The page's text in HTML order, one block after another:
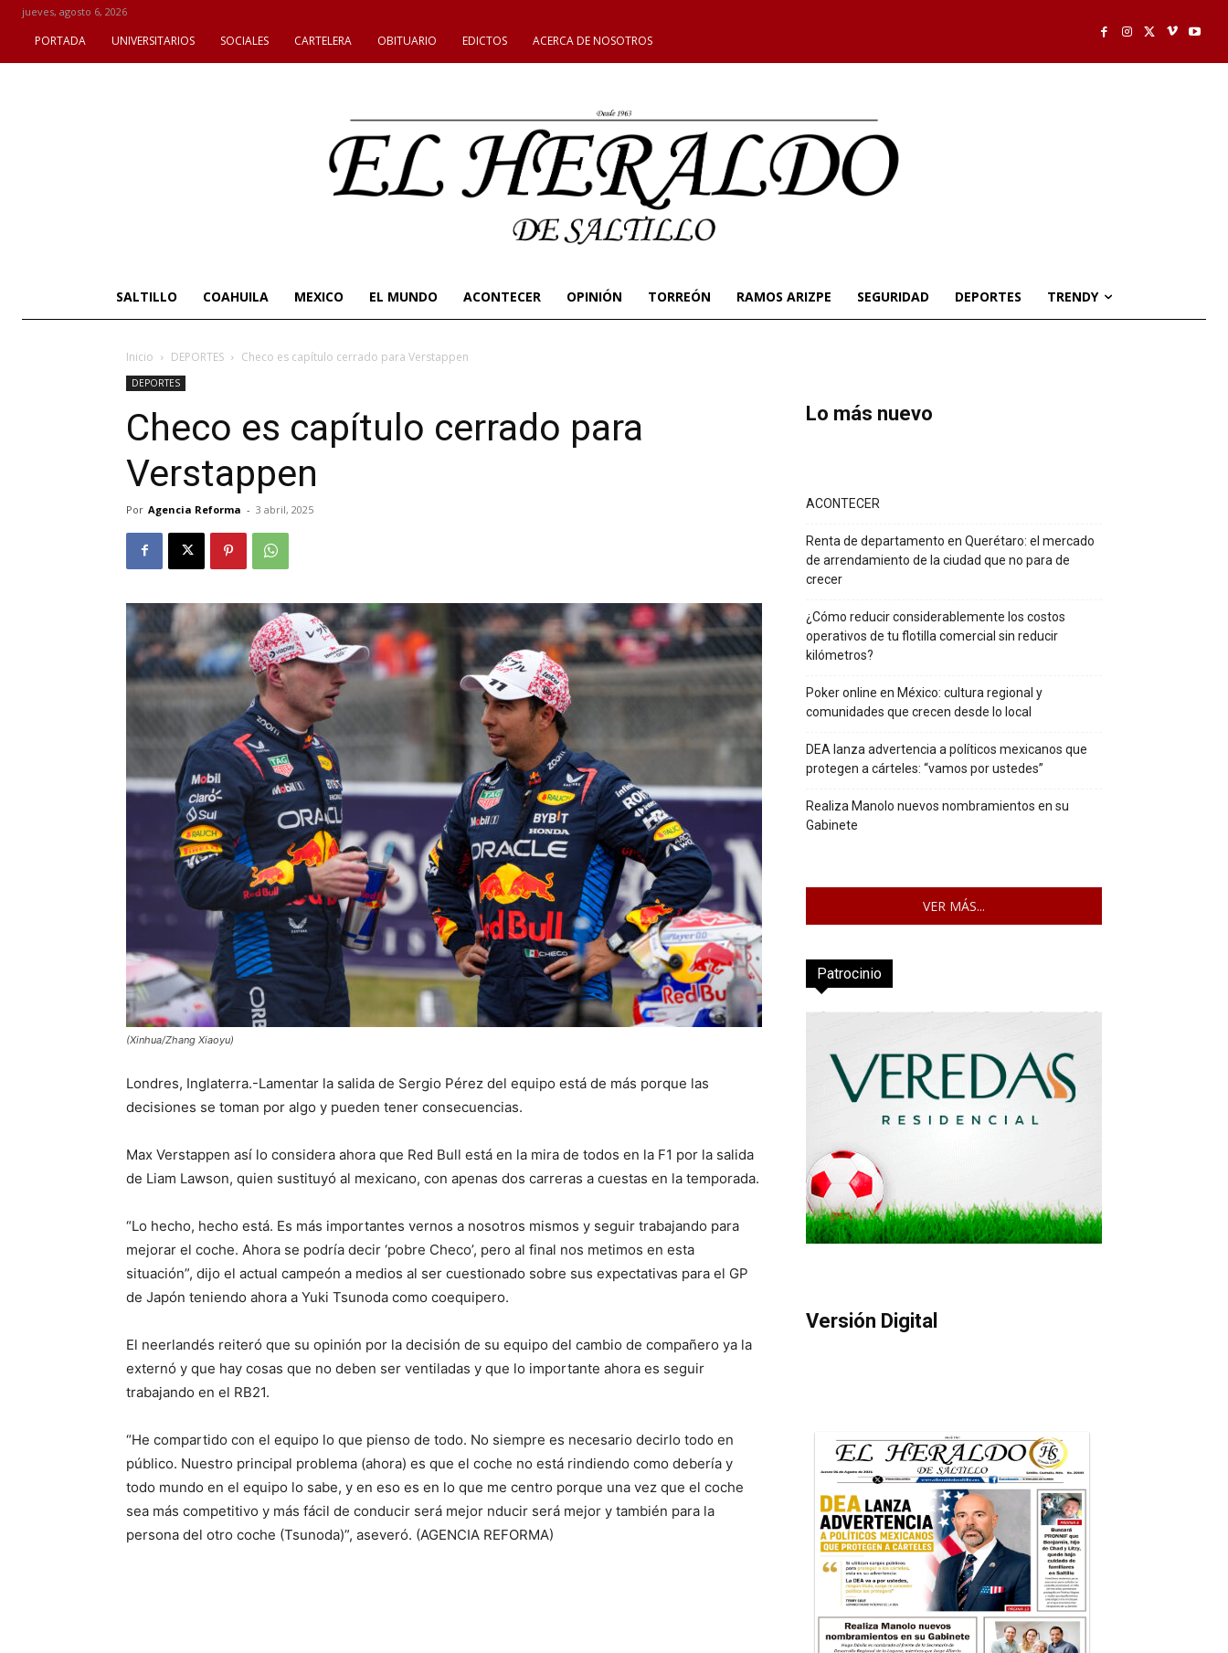
jueves, agosto 6, 2026
PORTADA UNIVERSITARIOS SOCIALES CARTELERA OBITUARIO EDICTOS ACERCA DE NOSOTROS
SALTILLO COAHUILA MEXICO EL MUNDO ACONTECER OPINIÓN TORREÓN RAMOS ARIZPE SEGURIDAD DEPORTES TRENDY
Inicio DEPORTES Checo es capítulo cerrado para Verstappen
DEPORTES
Checo es capítulo cerrado para
Verstappen
Por Agencia Reforma - 3 abril, 2025
(Xinhua/Zhang Xiaoyu)
Londres, Inglaterra.-Lamentar la salida de Sergio Pérez del equipo está de más porque las
decisiones se toman por algo y pueden tener consecuencias.
Max Verstappen así lo considera ahora que Red Bull está en la mira de todos en la F1 por la salida
de Liam Lawson, quien sustituyó al mexicano, con apenas dos carreras a cuestas en la temporada.
“Lo hecho, hecho está. Es más importantes vernos a nosotros mismos y seguir trabajando para
mejorar el coche. Ahora se podría decir ‘pobre Checo’, pero al final nos metimos en esta
situación”, dijo el actual campeón a medios al ser cuestionado sobre sus expectativas para el GP
de Japón teniendo ahora a Yuki Tsunoda como coequipero.
El neerlandés reiteró que su opinión por la decisión de su equipo del cambio de compañero ya la
externó y que hay cosas que no deben ser ventiladas y que lo importante ahora es seguir
trabajando en el RB21.
“He compartido con el equipo lo que pienso de todo. No siempre es necesario decirlo todo en
público. Nuestro principal problema (ahora) es que el coche no está rindiendo como debería y
todo mundo en el equipo lo sabe, y en eso es en lo que me centro porque una vez que el coche
sea más competitivo y más fácil de conducir será mejor nducir será mejor y también para la
persona del otro coche (Tsunoda)”, aseveró. (AGENCIA REFORMA)
Lo más nuevo
ACONTECER
Renta de departamento en Querétaro: el mercado
de arrendamiento de la ciudad que no para de
crecer
¿Cómo reducir considerablemente los costos
operativos de tu flotilla comercial sin reducir
kilómetros?
Poker online en México: cultura regional y
comunidades que crecen desde lo local
DEA lanza advertencia a políticos mexicanos que
protegen a cárteles: “vamos por ustedes”
Realiza Manolo nuevos nombramientos en su
Gabinete
VER MÁS...
Patrocinio
Versión Digital